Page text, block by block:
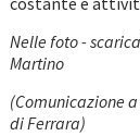
Nelle foto -
Martino
(Comunicazione
di Ferrara)